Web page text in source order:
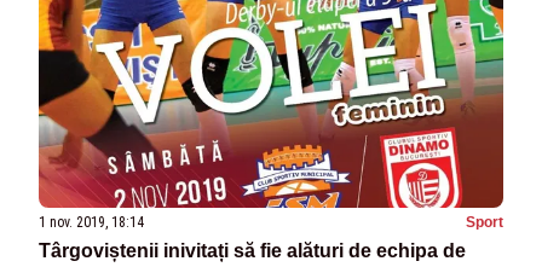
1 nov. 2019, 18:14 Sport
Târgoviștenii inivitați să fie alături de echipa de